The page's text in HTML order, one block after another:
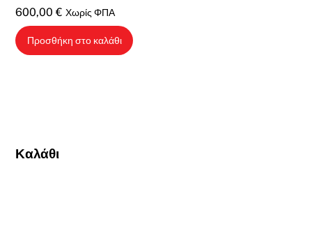
600,00€ Χωρίς ΦΠΑ
Προσθήκη στο καλάθι
Καλάθι